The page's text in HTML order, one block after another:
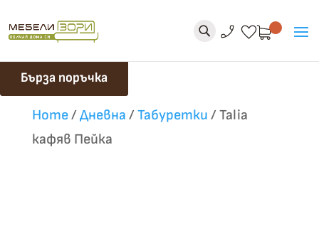
phone_enabled favorite
U
Бърза поръчка
Home/Дневна /Табуретки /Talia
кафяв Пейка